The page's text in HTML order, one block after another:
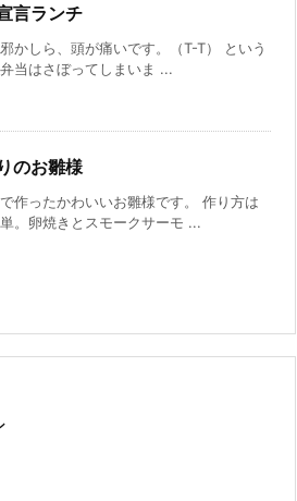
言ランチ
かしら、頭が痛いです。（T-T） という
当はさぼってしまいま ...
のお雛様
作ったかわいいお雛様です。 作り方は
。卵焼きとスモークサーモ ...